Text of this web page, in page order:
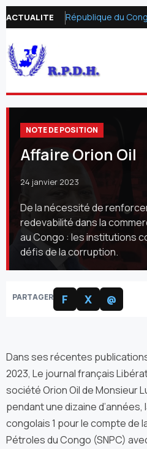
ACTUALITE
NOTE DE POSITION
Affaire Orion Oil
24 janvier 2023
De la nécessité de
redevabilité dans la
au Congo : les institutions
défis de la corruption.
PARTAGER F X @
Dans ses récentes
2023, Le journal français
société Orion Oil de Monsieur
pendant une dizaine d’années,
congolais 1 pour le compte de
Pétroles du Congo (SNPC)